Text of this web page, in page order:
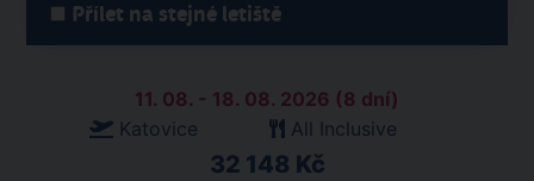
Přílet na stejné letiště
11. 08. - 18. 08. 2026 (8 dní)
Katovice
All Inclusive
32 148 Kč